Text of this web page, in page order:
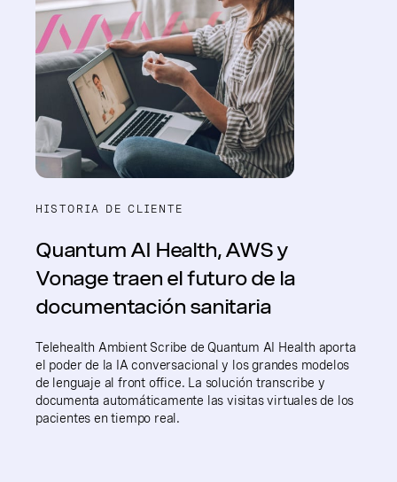
HISTORIA DE CLIENTE
Quantum AI Health, AWS y
Vonage traen el futuro de la
documentación sanitaria
Telehealth Ambient Scribe de Quantum AI Health aporta
el poder de la IA conversacional y los grandes modelos
de lenguaje al front office. La solución transcribe y
documenta automáticamente las visitas virtuales de los
pacientes en tiempo real.